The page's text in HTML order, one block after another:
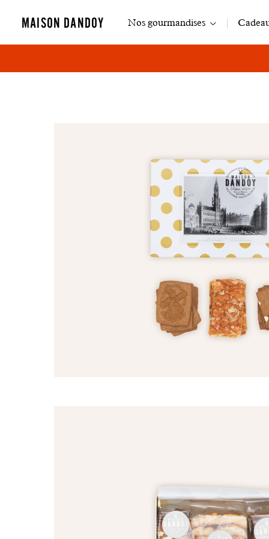
MAISON DANDOY
Navigation
Nos gourmandises